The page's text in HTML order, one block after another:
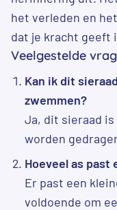
het verleden en
dat je kracht geeft
Veelgestelde
Kan ik dit
zwemmen?
Ja, dit sieraad is
worden
Hoeveel as past
Er past een
voldoende om